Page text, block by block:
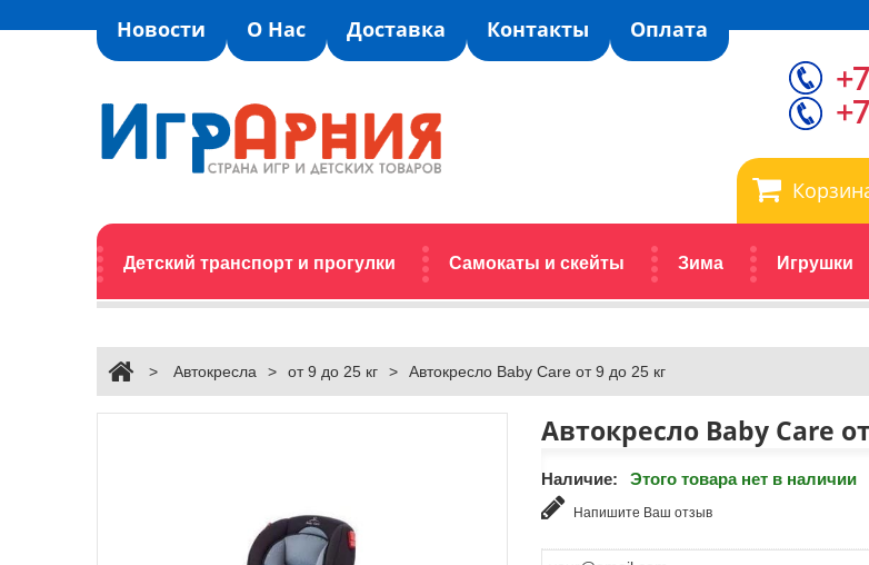
Новости О Нас Доставка Контакты Оплата
Детский транспорт и прогулки Самокаты и скейты Зима Игрушки
> Автокресла > от 9 до 25 кг > Автокресло Baby Care от 9 до 25 кг
Автокресло Baby Care
Наличие: Этого товара нет в наличии
Напишите Ваш отзыв